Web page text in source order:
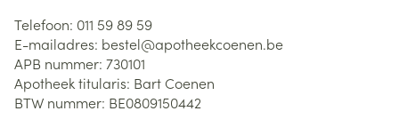
Telefoon: 011 59 89 59
E-mailadres: bestel@apotheekcoenen.be
APB nummer: 730101
Apotheek titularis: Bart Coenen
BTW nummer: BE0809150442